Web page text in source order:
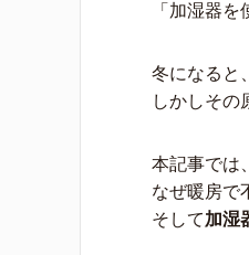
「加湿器
冬になると
しかしその
本記事では、
なぜ暖房で
そして加湿